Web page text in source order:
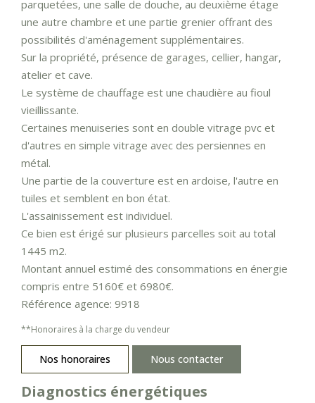
parquetées, une salle de douche, au deuxième étage
une autre chambre et une partie grenier offrant des
possibilités d'aménagement supplémentaires.
Sur la propriété, présence de garages, cellier, hangar,
atelier et cave.
Le système de chauffage est une chaudière au fioul
vieillissante.
Certaines menuiseries sont en double vitrage pvc et
d'autres en simple vitrage avec des persiennes en
métal.
Une partie de la couverture est en ardoise, l'autre en
tuiles et semblent en bon état.
L'assainissement est individuel.
Ce bien est érigé sur plusieurs parcelles soit au total
1445 m2.
Montant annuel estimé des consommations en énergie
compris entre 5160€ et 6980€.
Référence agence: 9918
**Honoraires à la charge du vendeur
Nos honoraires Nous contacter
Diagnostics énergétiques